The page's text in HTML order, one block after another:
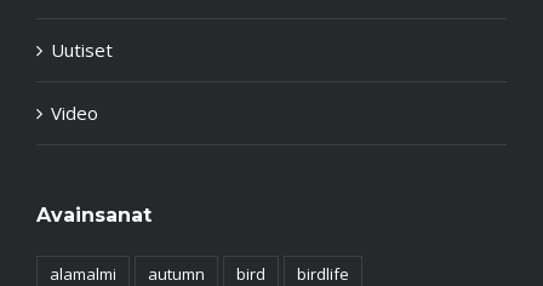
Uutiset
Video
Avainsanat
alamalmi autumn bird
birdlife